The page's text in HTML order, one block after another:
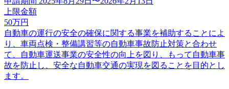
上限金額
50万円
自動車の運行の安全の確保に関する事業を補助することによ
り、車両点検・整備講習等の自動車事故防止対策と合わせ
て、自動車運送事業の安全性の向上を図り、もって自動車事
故を防止し、安全な自動車交通の実現を図ることを目的とし
ます。